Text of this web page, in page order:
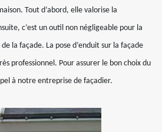
Tout d’abord, elle valorise la
c’est un outil non négligeable pour la
la façade. La pose d’enduit sur la façade
professionnel. Pour assurer le bon choix du
à notre entreprise de façadier.